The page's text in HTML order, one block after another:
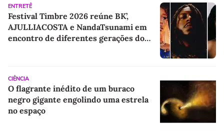
ENTRETÊ
Festival Timbre 2026 reúne BK’,
AJULLIACOSTA e NandaTsunami em
encontro de diferentes gerações do
CIÊNCIA
O flagrante inédito de um buraco
negro gigante engolindo uma estrela
no espaço